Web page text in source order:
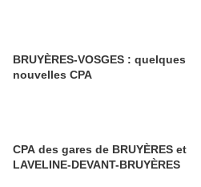
BRUYÈRES-VOSGES : quelques
nouvelles CPA
CPA des gares de BRUYÈRES et
LAVELINE-DEVANT-BRUYÈRES